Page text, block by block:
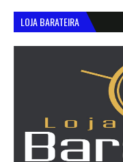
LOJA BARATEIRA